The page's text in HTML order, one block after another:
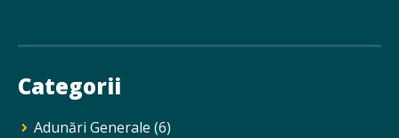
Categorii
Adunări Generale (6)